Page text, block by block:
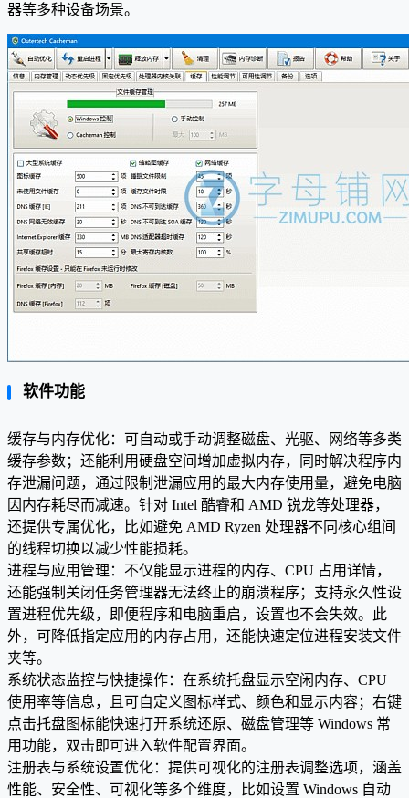
器等多种设备场景。
软件功能
缓存与内存优化：可自动或手动调整磁盘、光驱、网络等多类
缓存参数；还能利用硬盘空间增加虚拟内存，同时解决程序内
存泄漏问题，通过限制泄漏应用的最大内存使用量，避免电脑
因内存耗尽而减速。针对 Intel 酷睿和 AMD 锐龙等处理器，
还提供专属优化，比如避免 AMD Ryzen 处理器不同核心组间
的线程切换以减少性能损耗。
进程与应用管理：不仅能显示进程的内存、CPU 占用详情，
还能强制关闭任务管理器无法终止的崩溃程序；支持永久性设
置进程优先级，即便程序和电脑重启，设置也不会失效。此
外，可降低指定应用的内存占用，还能快速定位进程安装文件
夹等。
系统状态监控与快捷操作：在系统托盘显示空闲内存、CPU
使用率等信息，且可自定义图标样式、颜色和显示内容；右键
点击托盘图标能快速打开系统还原、磁盘管理等 Windows 常
用功能，双击即可进入软件配置界面。
注册表与系统设置优化：提供可视化的注册表调整选项，涵盖
性能、安全性、可视化等多个维度，比如设置 Windows 自动